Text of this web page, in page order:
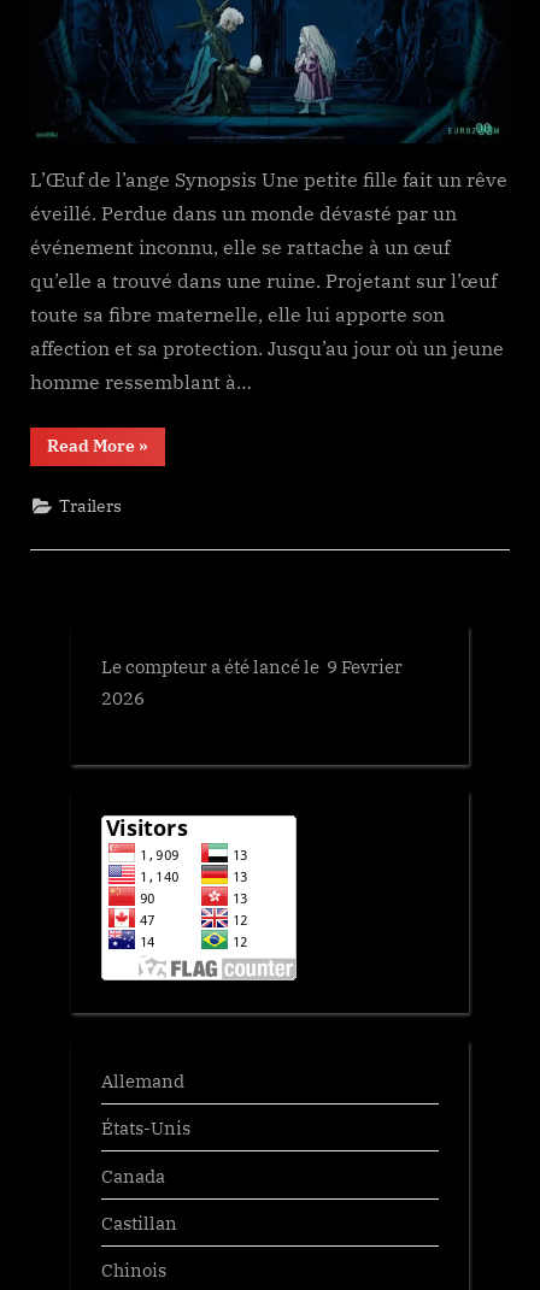
L’Œuf de l’ange Synopsis Une petite fille fait un rêve
éveillé. Perdue dans un monde dévasté par un
événement inconnu, elle se rattache à un œuf
qu’elle a trouvé dans une ruine. Projetant sur l’œuf
toute sa fibre maternelle, elle lui apporte son
affection et sa protection. Jusqu’au jour où un jeune
homme ressemblant à…
Read More“天
使
»
Trailers
Le compteur a été lancé le 9 Fevrier
2026
Allemand
États-Unis
Canada
Castillan
Chinois